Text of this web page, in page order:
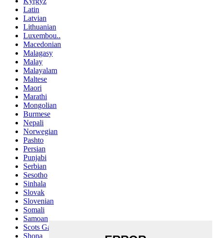
Latin
Latvian
Lithuanian
Luxembou..
Macedonian
Malagasy
Malay
Malayalam
Maltese
Maori
Marathi
Mongolian
Burmese
Nepali
Norwegian
Pashto
Persian
Punjabi
Serbian
Sesotho
Sinhala
Slovak
Slovenian
Somali
Samoan
Scots Gaelic
Shona